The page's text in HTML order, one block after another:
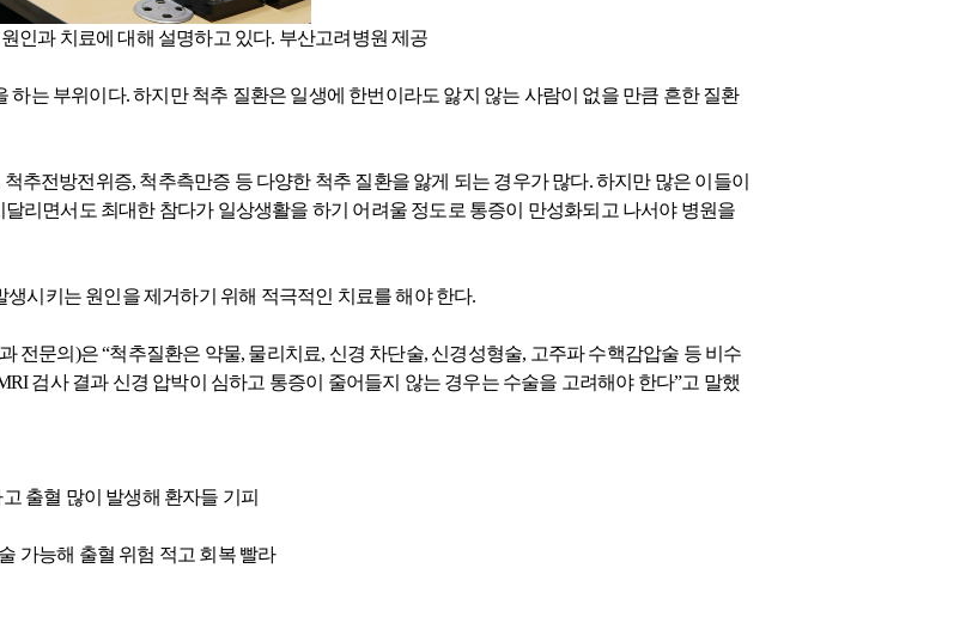
인과 치료에 대해 설명하고 있다. 부산고려병원 제공
는 부위이다. 하지만 척추 질환은 일생에 한번이라도 앓지 않는 사람이 없을 만큼 흔한 질환
추전방전위증, 척추측만증 등 다양한 척추 질환을 앓게 되는 경우가 많다. 하지만 많은 이들이
리면서도 최대한 참다가 일상생활을 하기 어려울 정도로 통증이 만성화되고 나서야 병원을
시키는 원인을 제거하기 위해 적극적인 치료를 해야 한다.
전문의)은 “척추질환은 약물, 물리치료, 신경 차단술, 신경성형술, 고주파 수핵감압술 등 비수
검사 결과 신경 압박이 심하고 통증이 줄어들지 않는 경우는 수술을 고려해야 한다”고 말했
출혈 많이 발생해 환자들 기피
가능해 출혈 위험 적고 회복 빨라